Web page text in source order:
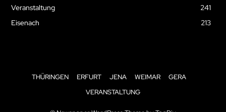
Veranstaltung
241
Eisenach
213
THÜRINGEN ERFURT JENA WEIMAR
GERA
VERANSTALTUNG